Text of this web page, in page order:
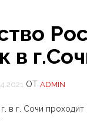
в
ОТ ADMIN
в г. Сочи